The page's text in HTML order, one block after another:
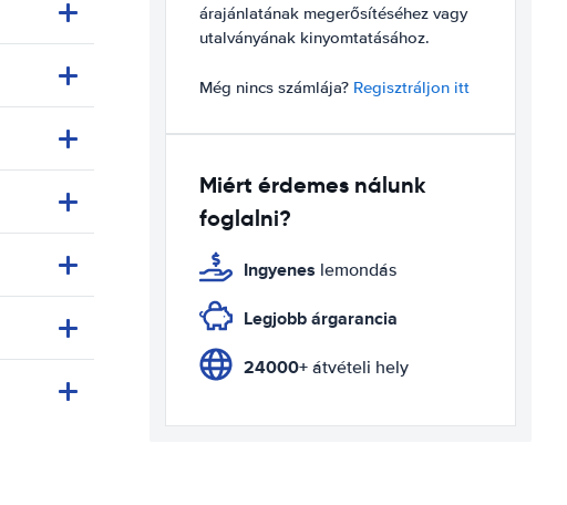
árajánlatának megerősítéséhez vagy
utalványának kinyomtatásához.
Még nincs számlája? Regisztráljon itt
Miért érdemes nálunk
foglalni?
Ingyenes lemondás
Legjobb árgarancia
24000+ átvételi hely